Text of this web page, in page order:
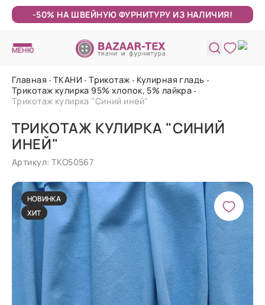
-50% НА ШВЕЙНУЮ ФУРНИТУРУ ИЗ НАЛИЧИЯ!
МЕНЮ
Главная ТКАНИ Трикотаж
Кулирная гладь
Трикотаж кулирка 95% хлопок, 5% лайкра
Трикотаж кулирка "Синий иней"
ТРИКОТАЖ КУЛИРКА "СИНИЙ
ИНЕЙ"
Артикул: ТКО50567
НОВИНКА
ХИТ